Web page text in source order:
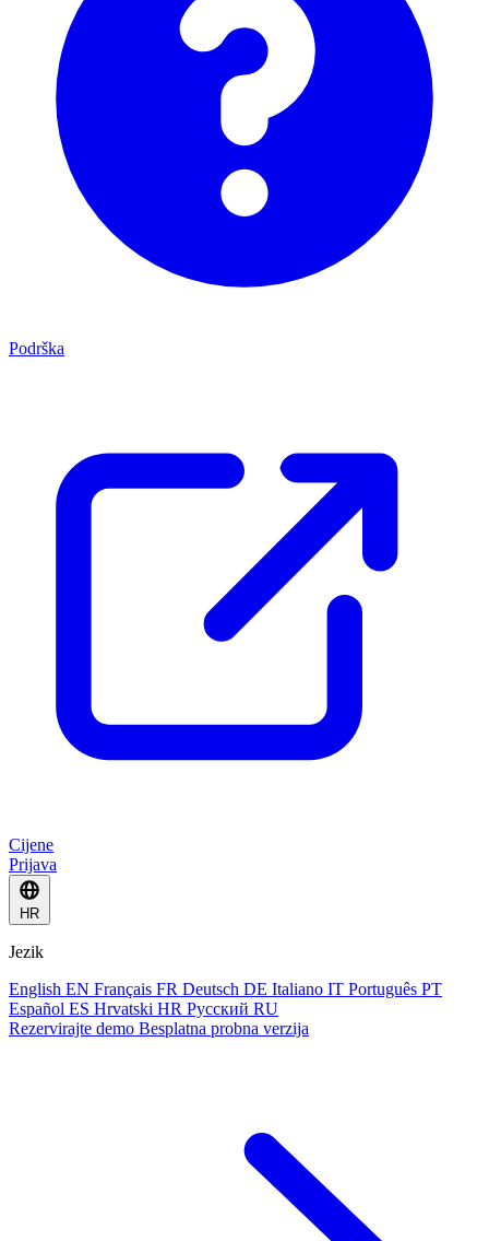
Podrška
Cijene
Prijava
HR
Jezik
English EN Français FR Deutsch DE Italiano IT Português PT
Español ES Hrvatski HR Русский RU
Rezervirajte demo Besplatna probna verzija